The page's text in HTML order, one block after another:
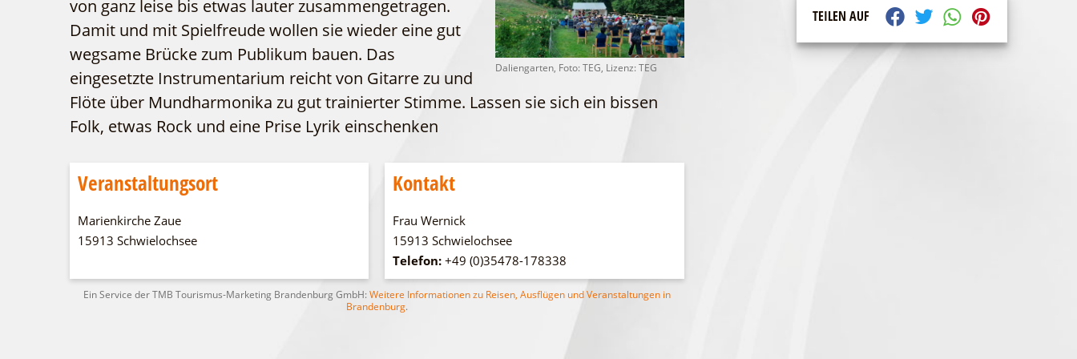
Fahrgastschiff
WFG
Daliengarten, Foto: TEG, Lizenz: TEG
von ganz leise bis etwas lauter zusammengetragen.
Damit und mit Spielfreude wollen sie wieder eine gut
wegsame Brücke zum Publikum bauen. Das
eingesetzte Instrumentarium reicht von Gitarre zu und
Flöte über Mundharmonika zu gut trainierter Stimme. Lassen sie sich ein bissen
Folk, etwas Rock und eine Prise Lyrik einschenken
Veranstaltungsort
Marienkirche Zaue
15913 Schwielochsee
Kontakt
Frau Wernick
15913 Schwielochsee
Telefon: +49 (0)35478-178338
Ein Service der TMB Tourismus-Marketing Brandenburg GmbH: Weitere Informationen zu Reisen, Ausflügen und Veranstaltungen in
Brandenburg.
TEILEN AUF